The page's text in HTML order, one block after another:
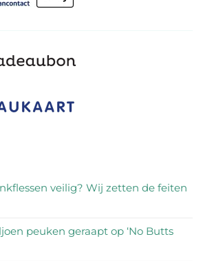
veilig? Wij zetten de feiten
peuken geraapt op ‘No Butts